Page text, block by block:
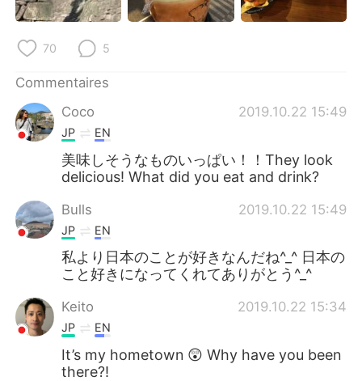
70 5
Commentaires
Coco
2019.10.22 15:49
JP EN
美味しそうなものいっぱい！！They look
delicious! What did you eat and drink?
Bulls 2019.10.22 15:49
JP EN
私より日本のことが好きなんだね^_^ 日本の
こと好きになってくれてありがとう^_^
Keito 2019.10.22 15:34
JP EN
It’s my hometown 😲 Why have you been
there?!